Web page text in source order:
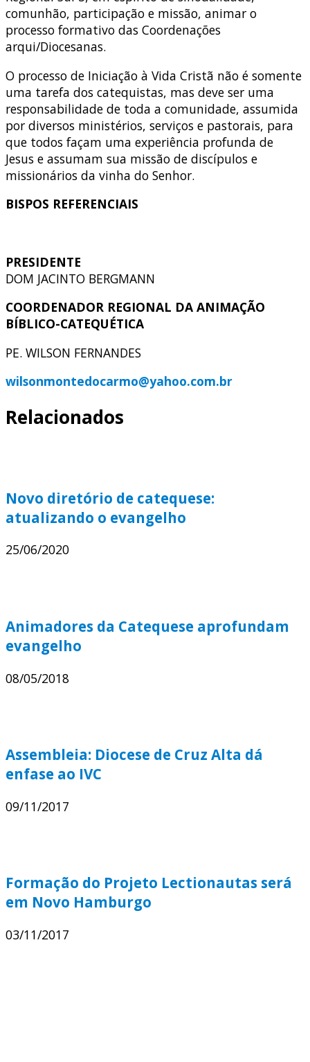
comunhão, participação e missão, animar o
processo formativo das Coordenações
arqui/Diocesanas.
O processo de Iniciação à Vida Cristã não é somente
uma tarefa dos catequistas, mas deve ser uma
responsabilidade de toda a comunidade, assumida
por diversos ministérios, serviços e pastorais, para
que todos façam uma experiência profunda de
Jesus e assumam sua missão de discípulos e
missionários da vinha do Senhor.
BISPOS REFERENCIAIS
PRESIDENTE
DOM JACINTO BERGMANN
COORDENADOR REGIONAL DA ANIMAÇÃO
BÍBLICO-CATEQUÉTICA
PE. WILSON FERNANDES
wilsonmontedocarmo@yahoo.com.br
Relacionados
Novo diretório de catequese:
atualizando o evangelho
25/06/2020
Animadores da Catequese aprofundam
evangelho
08/05/2018
Assembleia: Diocese de Cruz Alta dá
enfase ao IVC
09/11/2017
Formação do Projeto Lectionautas será
em Novo Hamburgo
03/11/2017